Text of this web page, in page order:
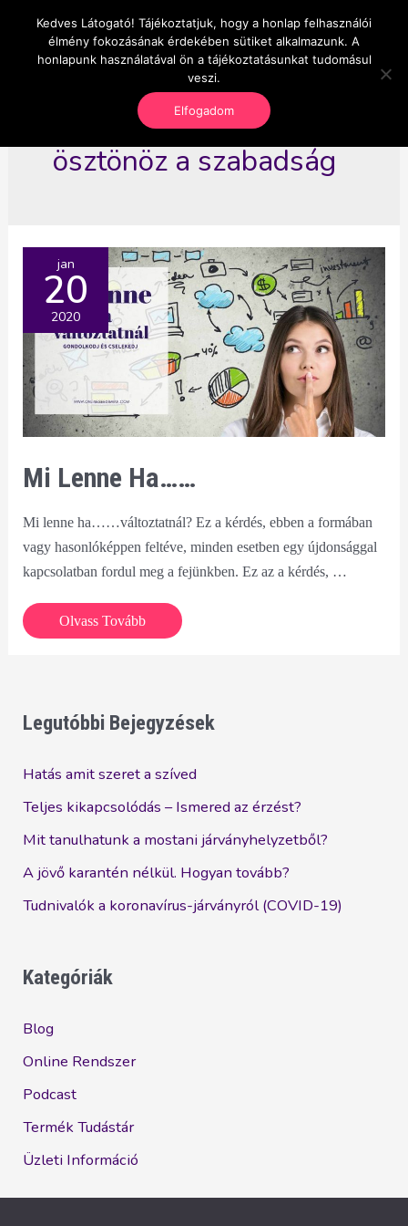
content
OnlineSeedsMan
Üzlet és szabadság
Main
ösztönöz a szabadság
jan
20
2020
Mi Lenne Ha……
Mi lenne ha……változtatnál? Ez a kérdés, ebben a formában
vagy hasonlóképpen feltéve, minden esetben egy újdonsággal
kapcsolatban fordul meg a fejünkben. Ez az a kérdés, …
Mi
lenne
Olvass Tovább
Legutóbbi Bejegyzések
Hatás amit szeret a szíved
Teljes kikapcsolódás – Ismered az érzést?
Mit tanulhatunk a mostani járványhelyzetből?
A jövő karantén nélkül. Hogyan tovább?
Tudnivalók a koronavírus-járványról (COVID-19)
Kategóriák
Blog
Online Rendszer
Podcast
Termék Tudástár
Üzleti Információ
Kedves Látogató! Tájékoztatjuk, hogy a honlap felhasználói
élmény fokozásának érdekében sütiket alkalmazunk. A
honlapunk használatával ön a tájékoztatásunkat tudomásul
veszi.
Elfogadom